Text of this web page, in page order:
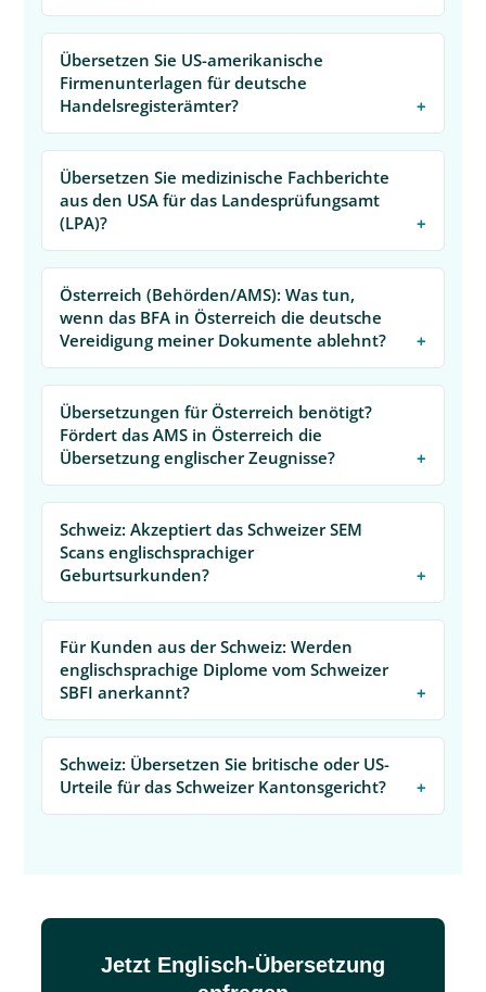
Übersetzen Sie US-amerikanische
Firmenunterlagen für deutsche
Handelsregisterämter?
Übersetzen Sie medizinische Fachberichte
aus den USA für das Landesprüfungsamt
(LPA)?
Österreich (Behörden/AMS): Was tun,
wenn das BFA in Österreich die deutsche
Vereidigung meiner Dokumente ablehnt?
Übersetzungen für Österreich benötigt?
Fördert das AMS in Österreich die
Übersetzung englischer Zeugnisse?
Schweiz: Akzeptiert das Schweizer SEM
Scans englischsprachiger
Geburtsurkunden?
Für Kunden aus der Schweiz: Werden
englischsprachige Diplome vom Schweizer
SBFI anerkannt?
Schweiz: Übersetzen Sie britische oder US-
Urteile für das Schweizer Kantonsgericht?
Jetzt Englisch-Übersetzung